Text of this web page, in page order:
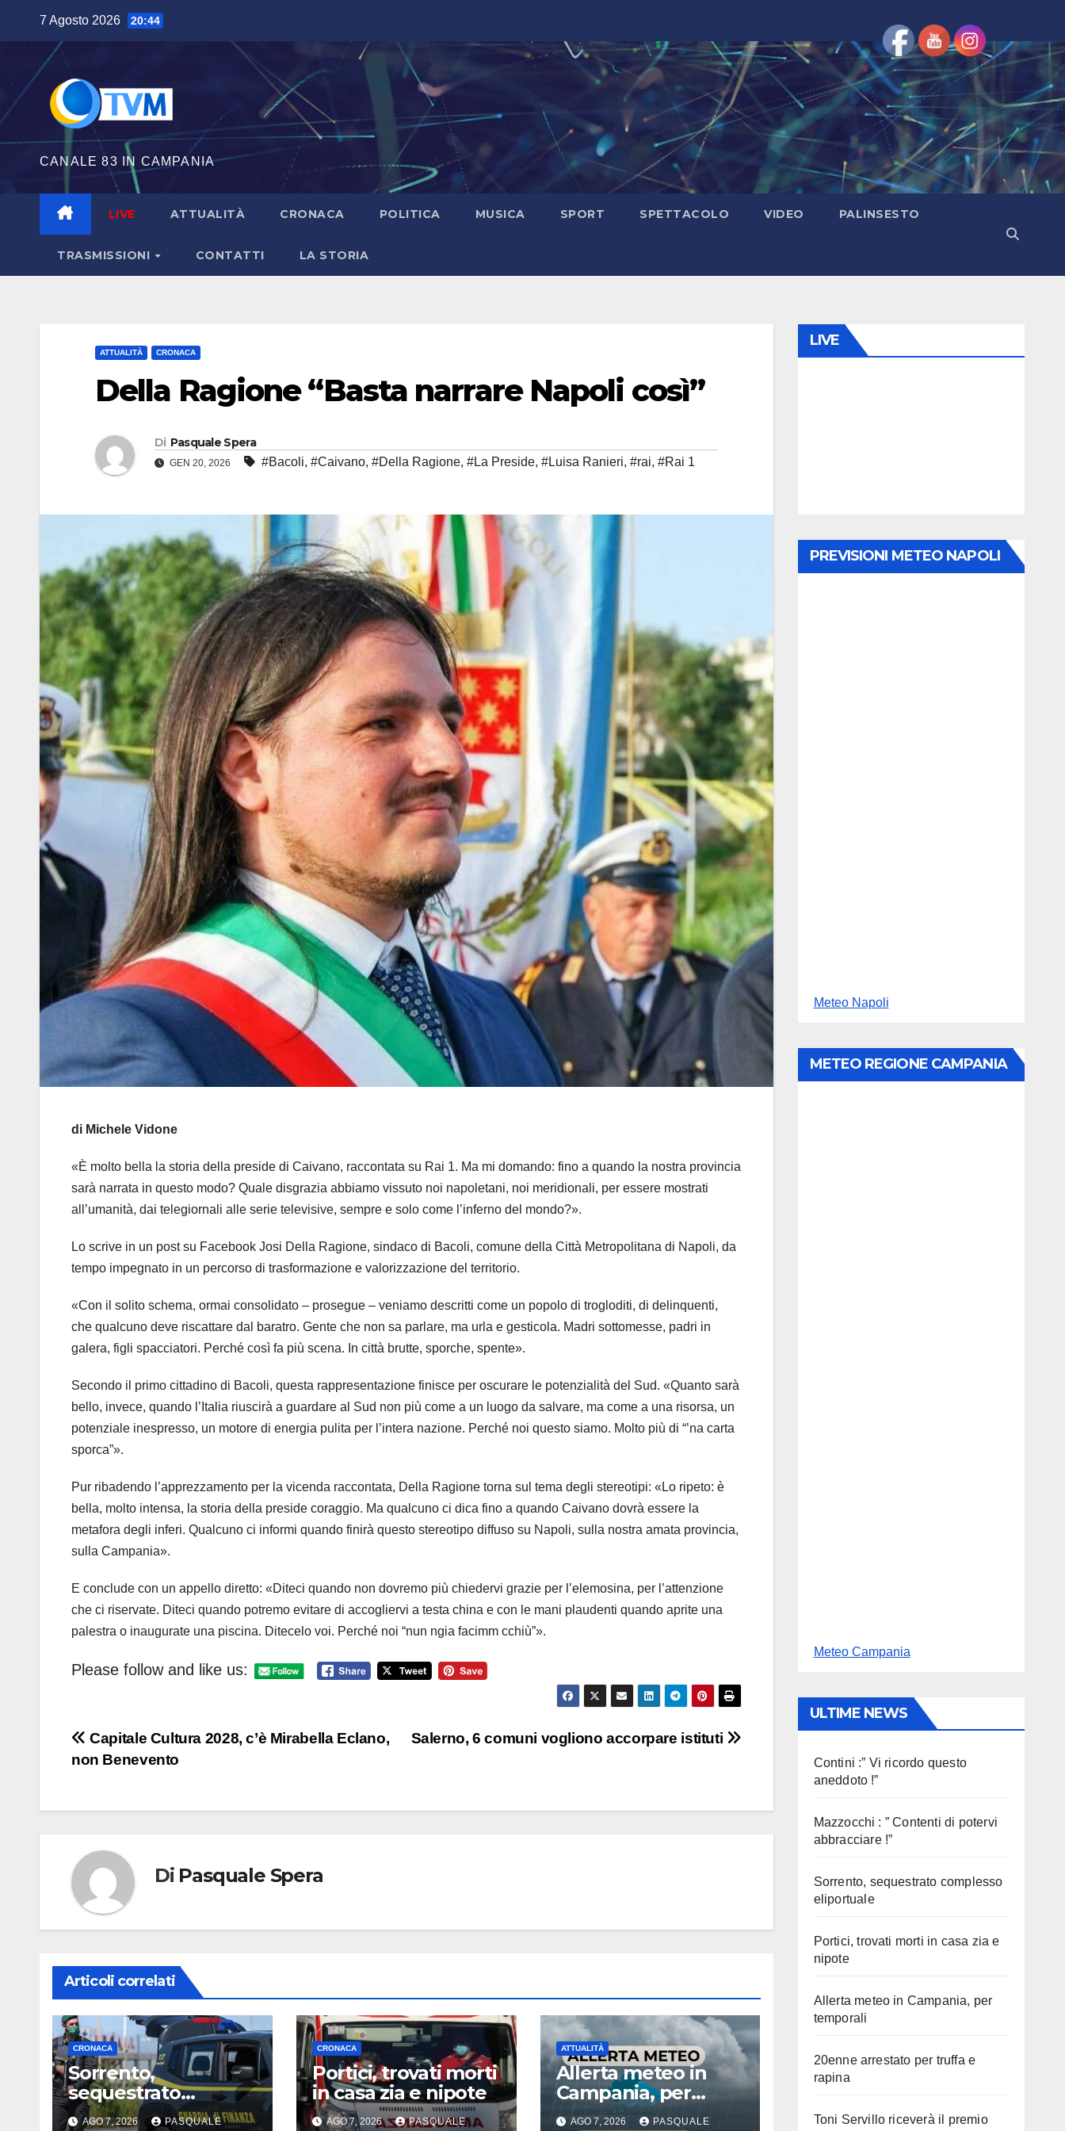
contenuto
7 Agosto 2026 20:44
CANALE 83 IN CAMPANIA
LIVE ATTUALITÀ CRONACA POLITICA MUSICA SPORT SPETTACOLO VIDEO PALINSESTO
TRASMISSIONI CONTATTI LA STORIA
ATTUALITÀ CRONACA
Della Ragione “Basta narrare Napoli così”
Di Pasquale Spera
GEN 20, 2026 #Bacoli, #Caivano, #Della Ragione, #La Preside, #Luisa Ranieri, #rai, #Rai 1
di Michele Vidone
«È molto bella la storia della preside di Caivano, raccontata su Rai 1. Ma mi domando: fino a quando la nostra provincia
sarà narrata in questo modo? Quale disgrazia abbiamo vissuto noi napoletani, noi meridionali, per essere mostrati
all’umanità, dai telegiornali alle serie televisive, sempre e solo come l’inferno del mondo?».
Lo scrive in un post su Facebook Josi Della Ragione, sindaco di Bacoli, comune della Città Metropolitana di Napoli, da
tempo impegnato in un percorso di trasformazione e valorizzazione del territorio.
«Con il solito schema, ormai consolidato – prosegue – veniamo descritti come un popolo di trogloditi, di delinquenti,
che qualcuno deve riscattare dal baratro. Gente che non sa parlare, ma urla e gesticola. Madri sottomesse, padri in
galera, figli spacciatori. Perché così fa più scena. In città brutte, sporche, spente».
Secondo il primo cittadino di Bacoli, questa rappresentazione finisce per oscurare le potenzialità del Sud. «Quanto sarà
bello, invece, quando l’Italia riuscirà a guardare al Sud non più come a un luogo da salvare, ma come a una risorsa, un
potenziale inespresso, un motore di energia pulita per l’intera nazione. Perché noi questo siamo. Molto più di “’na carta
sporca”».
Pur ribadendo l’apprezzamento per la vicenda raccontata, Della Ragione torna sul tema degli stereotipi: «Lo ripeto: è
bella, molto intensa, la storia della preside coraggio. Ma qualcuno ci dica fino a quando Caivano dovrà essere la
metafora degli inferi. Qualcuno ci informi quando finirà questo stereotipo diffuso su Napoli, sulla nostra amata provincia,
sulla Campania».
E conclude con un appello diretto: «Diteci quando non dovremo più chiedervi grazie per l’elemosina, per l’attenzione
che ci riservate. Diteci quando potremo evitare di accogliervi a testa china e con le mani plaudenti quando aprite una
palestra o inaugurate una piscina. Ditecelo voi. Perché noi “nun ngia facimm cchiù”».
Please follow and like us:
Navigazione
Salerno, 6 comuni vogliono accorpare istituti
Capitale Cultura 2028, c’è Mirabella Eclano,
non Benevento
Di Pasquale Spera
Articoli correlati
CRONACA
Sorrento,
sequestrato
complesso
AGO 7, 2026 PASQUALE
CRONACA
Portici, trovati morti
in casa zia e nipote
AGO 7, 2026 PASQUALE
ATTUALITÀ
Allerta meteo in
Campania, per
temporali
AGO 7, 2026 PASQUALE
LIVE
PREVISIONI METEO NAPOLI
Meteo Napoli
METEO REGIONE CAMPANIA
Meteo Campania
ULTIME NEWS
Contini :” Vi ricordo questo
aneddoto !”
Mazzocchi : ” Contenti di potervi
abbracciare !”
Sorrento, sequestrato complesso
eliportuale
Portici, trovati morti in casa zia e
nipote
Allerta meteo in Campania, per
temporali
20enne arrestato per truffa e
rapina
Toni Servillo riceverà il premio